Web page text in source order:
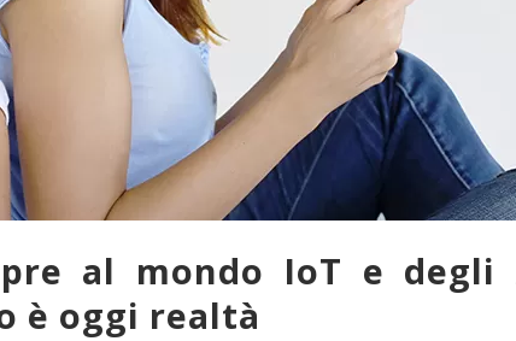
al mondo IoT e degli
è oggi realtà